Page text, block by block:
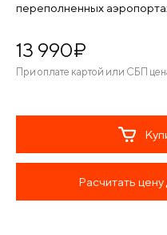
переполненных
13 990¤
При оплате картой или СБП
Расчитать